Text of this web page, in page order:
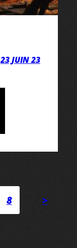
23 JUIN 23
8 >